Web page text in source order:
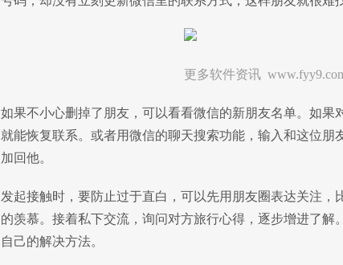
更多软件资讯
如果不小心删掉了朋友，可以看看微信的新朋友名单。如
就能恢复联系。或者用微信的聊天搜索功能，输入和这位
加回他。
发起接触时，要防止过于直白，可以先用朋友圈表达关注
的羡慕。接着私下交流，询问对方旅行心得，逐步增进了
自己的解决方法。